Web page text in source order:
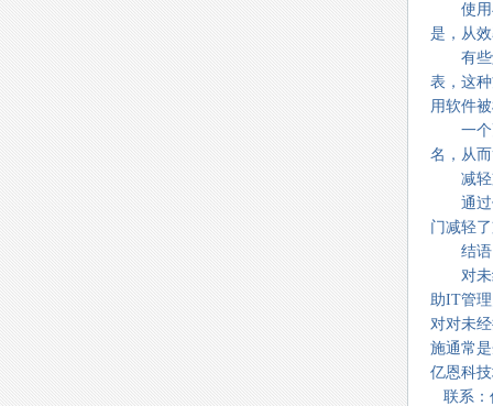
使用与
是，从
有些解
表，这
用软件
一个更
名，从
减轻
通过使
门减轻
结语
对未经
助IT管
对对未
施通常
亿恩科
联系：